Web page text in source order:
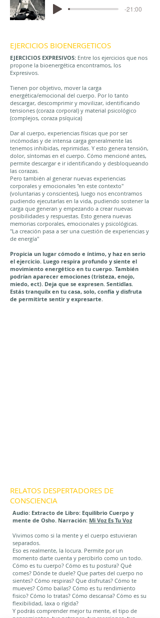
-21:00
EJERCICIOS BIOENERGETICOS
EJERCICIOS EXPRESIVOS: Entre los ejercicios que nos
propone la bioenergética encontramos, los
Expresivos.
Tienen por objetivo, mover la carga
energética/emocional del cuerpo. Por lo tanto
descargar, descomprimir y movilizar, identificando
tensiones (coraza corporal) y material psicológico
(complejos, coraza psíquica)
Dar al cuerpo, experiencias físicas que por ser
incómodas y de intensa carga generalmente las
tenemos inhibidas, reprimidas. Y esto genera tensión,
dolor, síntomas en el cuerpo. Cómo mencioné antes,
permite descargar e ir identificando y desbloqueando
las corazas.
Pero también al generar nuevas experiencias
corporales y emocionales "en este contexto"
(voluntarias y conscientes), luego nos encontramos
pudiendo ejecutarlas en la vida, pudiendo sostener la
carga que generan y empezando a crear nuevas
posibilidades y respuestas. Esto genera nuevas
memorias corporales, emocionales y psicológicas.
"La creación pasa a ser una cuestión de experiencias y
de energía"
Propicia un lugar cómodo e íntimo, y haz en serio
el ejercicio. Luego respira profundo y siente el
movimiento energético en tu cuerpo. También
podrían aparecer emociones (tristeza, enojo,
miedo, ect). Deja que se expresen. Sentidlas.
Estás tranquilx en tu casa, solo, confía y disfruta
de permitirte sentir y expresarte.
RELATOS DESPERTADORES DE
CONSCIENCIA
Audio: Extracto de Libro: Equilibrio Cuerpo y
mente de Osho. Narración: Mi Voz Es Tu Voz
Vivimos como si la mente y el cuerpo estuvieran
separados.
Eso es realmente, la locura. Permite por un
momento darte cuenta y percibirlo como un todo.
Cómo es tu cuerpo? Cómo es tu postura? Qué
comes? Dónde te duele? Que partes del cuerpo no
sientes? Cómo respiras? Que disfrutas? Cómo te
mueves? Cómo bailas? Cómo es tu rendimiento
fisico? Cómo lo tratas? Cómo descansa? Cómo es su
flexibilidad, laxa o rígida?
Y podrás comprender mejor tu mente, el tipo de